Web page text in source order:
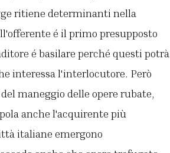
ritiene determinanti nella
é il primo presupposto
é basilare perché questi potrà
interessa l'interlocutore. Però
maneggio delle opere rubate,
anche l'acquirente più
italiane emergono